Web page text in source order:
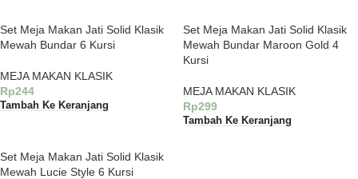
Set Meja Makan Jati Solid Klasik
Mewah Bundar 6 Kursi
MEJA MAKAN KLASIK
Rp244
Tambah Ke Keranjang
Set Meja Makan Jati Solid Klasik
Mewah Bundar Maroon Gold 4
Kursi
MEJA MAKAN KLASIK
Rp299
Tambah Ke Keranjang
Set Meja Makan Jati Solid Klasik
Mewah Lucie Style 6 Kursi